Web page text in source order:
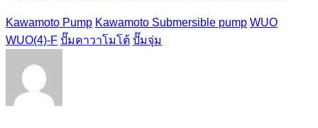
Kawamoto Pump Kawamoto Submersible pump WUO
WUO(4)-F ปั๊มคาวาโมโต้ ปั๊มจุ่ม